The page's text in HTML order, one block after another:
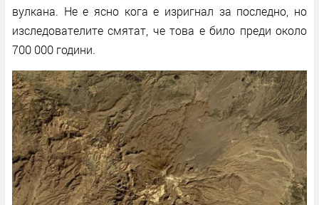
вулкана. Не е ясно кога е изригнал за последно, но
изследователите смятат, че това е било преди около
700 000 години.